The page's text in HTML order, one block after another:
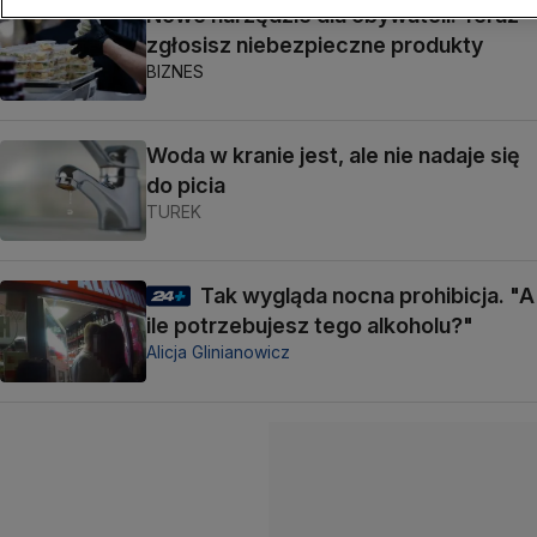
Nowe narzędzie dla obywateli. Teraz
zgłosisz niebezpieczne produkty
BIZNES
Woda w kranie jest, ale nie nadaje się
do picia
TUREK
Tak wygląda nocna prohibicja. "A
ile potrzebujesz tego alkoholu?"
Alicja Glinianowicz